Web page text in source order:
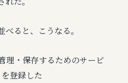
ると、こうなる。
理・保存するためのサービ
登録した